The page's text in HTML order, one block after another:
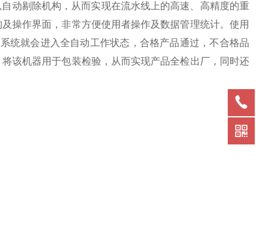
动剔除机构，从而实现在流水线上的高速、高精度的重
操作界面，非常方便使用者操作及数据管理统计。使用
统就会进入全自动工作状态，合格产品通过，不合格品
该机器用于包装检验，从而实现产品全检出厂，同时还